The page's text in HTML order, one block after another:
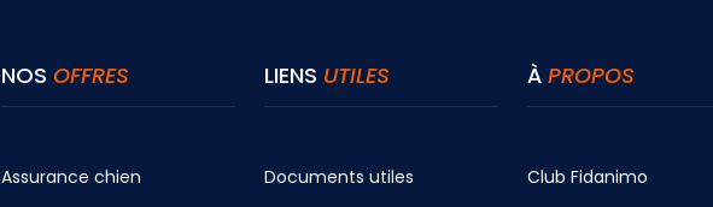
NOS OFFRES
Assurance chien
LIENS UTILES
Documents utiles
À PROPOS
Club Fidanimo